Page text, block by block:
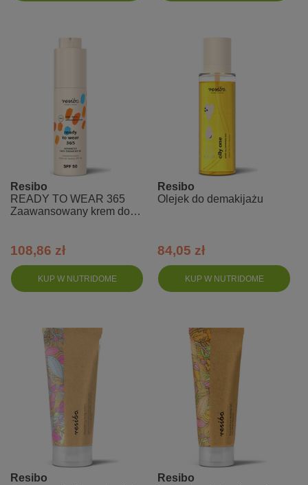
KUP W NUTRIDOME
Resibo
READY TO WEAR 365
Zaawansowany krem do
108,86 zł
KUP W NUTRIDOME
Resibo
Olejek do demakijażu
84,05 zł
Resibo
Resibo